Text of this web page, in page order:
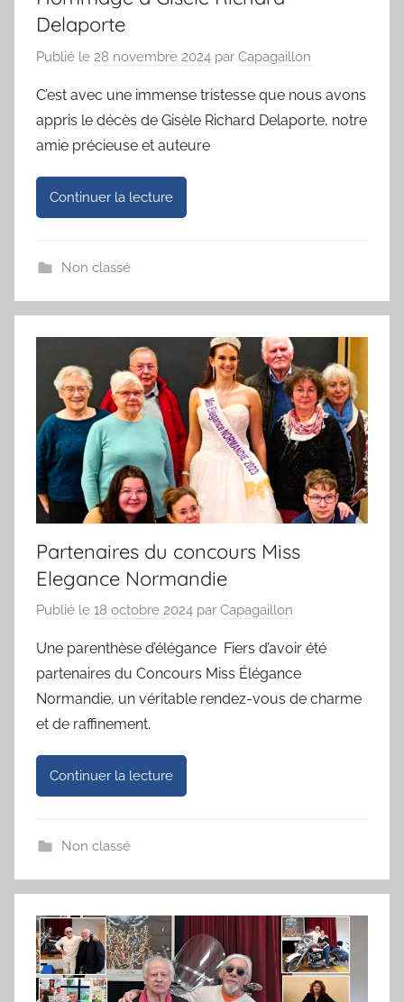
Delaporte
Publié le 28 novembre 2024 par Capagaillon
C’est avec une immense tristesse que nous avons
appris le décès de Gisèle Richard Delaporte, notre
amie précieuse et auteure
Continuer la lecture
Non classé
Partenaires du concours Miss
Elegance Normandie
Publié le 18 octobre 2024 par Capagaillon
Une parenthèse d’élégance Fiers d’avoir été
partenaires du Concours Miss Élégance
Normandie, un véritable rendez-vous de charme
et de raffinement.
Continuer la lecture
Non classé